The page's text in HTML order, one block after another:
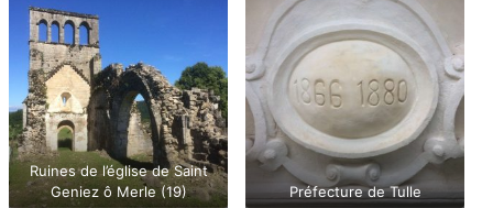
Ruines de l’église de Saint
Geniez ô Merle (19)
Préfecture de Tulle